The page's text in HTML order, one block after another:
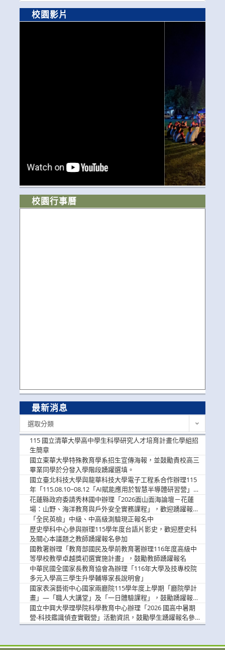
校園影片
校園行事曆
最新消息
選取分類
115 國立清華大學高中學生科學研究人才培育計畫化學組招
生簡章
國立東華大學特殊教育學系招生宣傳海報，並鼓勵貴校高三
畢業同學於分發入學階段踴躍選填。
國立臺北科技大學與龍華科技大學電子工程系合作辦理115
年「115.08.10~08.12「AI賦能應用於智慧半導體研習營」，
歡迎學生踴躍報名參加
花蓮縣政府委請秀林國中辦理「2026面山面海論壇－花蓮
場：山野、海洋教育與戶外安全實務課程」，歡迎踴躍報名
參加
「全民英檢」中級、中高級測驗現正報名中
歷史學科中心參與辦理115學年度台語片影史，歡迎歷史科
及關心本議題之教師踴躍報名參加
國教署辦理「教育部國民及學前教育署辦理116年度高級中
等學校教學卓越獎初選實施計畫」，鼓勵教師踴躍報名
中華民國全國家長教育協會為辦理「116年大學及技專校院
多元入學高三學生升學輔導家長說明會」
國家表演藝術中心國家兩廳院115學年度上學期「廳院學計
畫」—「職人大講堂」及「一日體驗課程」，鼓勵踴躍報名
參與。
國立中興大學理學院科學教育中心辦理「2026 國高中暑期
營-科技鑑識偵查實戰營」活動資訊，鼓勵學生踴躍報名參
加。